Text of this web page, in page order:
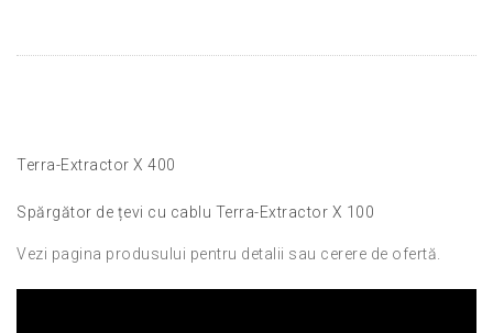
Terra-Extractor X 400
Spărgător de țevi cu cablu Terra-Extractor X 100
Vezi pagina produsului pentru detalii sau cerere de ofertă.